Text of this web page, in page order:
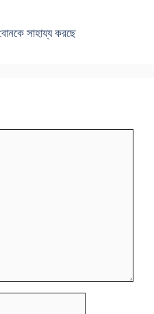
সাহায্য করছে